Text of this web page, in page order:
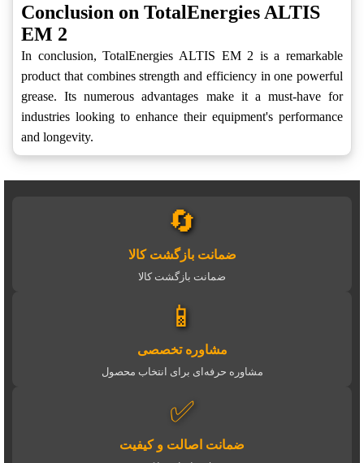
Conclusion on TotalEnergies ALTIS
EM 2
In conclusion, TotalEnergies ALTIS EM 2 is a remarkable
product that combines strength and efficiency in one powerful
grease. Its numerous advantages make it a must-have for
industries looking to enhance their equipment's performance
and longevity.
🔄
ضمانت بازگشت کالا
ضمانت بازگشت کالا
📱
مشاوره تخصصی
مشاوره حرفه‌ای برای انتخاب محصول
✅
ضمانت اصالت و کیفیت